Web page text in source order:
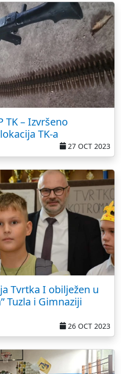
TK – Izvršeno
TK-a
27 OCT 2023
Tvrtka I obilježen u
Tuzla i Gimnaziji
26 OCT 2023